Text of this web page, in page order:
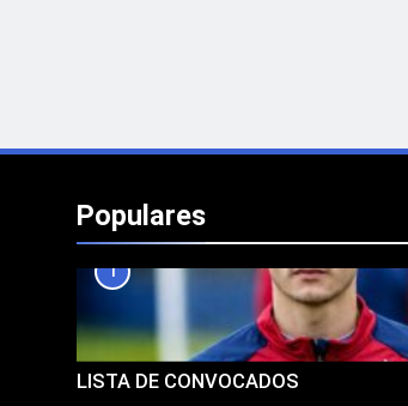
Populares
1
LISTA DE CONVOCADOS